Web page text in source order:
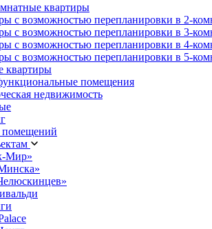
квартиры
с возможностью перепланировки в 2-
с возможностью перепланировки в 3-
с возможностью перепланировки в 4-
с возможностью перепланировки в 5-
квартиры
помещения
недвижимость
помещений
Мир»